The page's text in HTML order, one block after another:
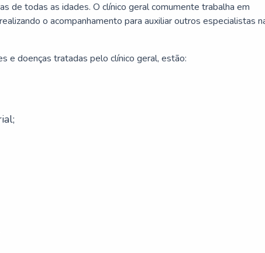
de todas as idades. O clínico geral comumente trabalha em
o acompanhamento para auxiliar outros especialistas
e doenças tratadas pelo clínico geral, estão: